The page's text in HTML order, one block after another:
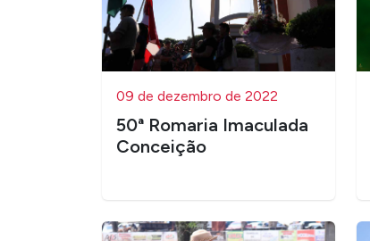
09 de dezembro de 2022
50ª Romaria Imaculada
Conceição